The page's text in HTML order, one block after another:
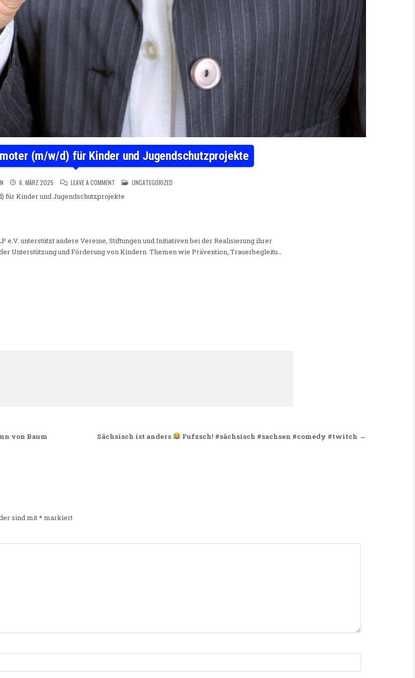
(m/w/d) für Kinder und Jugendschutzprojekte
6. MÄRZ 2025 LEAVE A COMMENT ON QUEREINSTEIGER / PROMOTER (M/W/D) FÜR KINDER UND JUGENDSCHUTZPROJEKTE
POSTED IN
UNCATEGORIZED
für Kinder und Jugendschutzprojekte
e.V. unterstützt andere Vereine, Stiftungen und Initiativen bei der Realisierung ihrer
Unterstützung und Förderung von Kindern. Themen wie Prävention, Trauerbegleitu…
Sächsisch ist anders Fufzsch! #sächsisch #sachsen #comedy #twitch →
von Baum
sind mit* markiert